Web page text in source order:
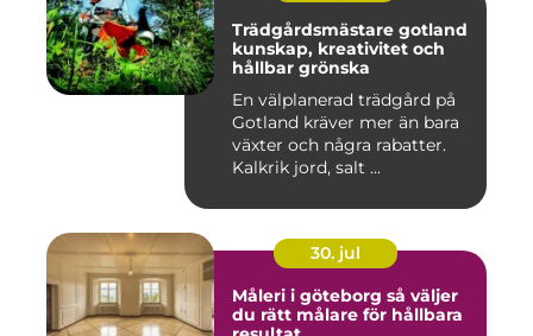
Trädgårdsmästare gotland
kunskap, kreativitet och
hållbar grönska
En välplanerad trädgård på
Gotland kräver mer än bara
växter och några rabatter.
Kalkrik jord, salt ...
30. jul
Måleri i göteborg så väljer
du rätt målare för hållbara